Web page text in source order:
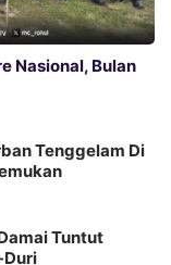
Nasional, Bulan
Tenggelam Di
Tuntut
Duri